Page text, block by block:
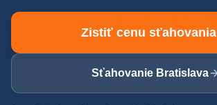
Zistiť cenu sťahovania
Sťahovanie Bratislava